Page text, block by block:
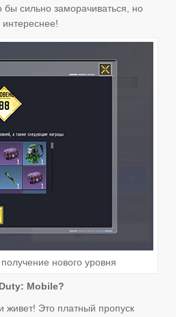
бы сильно заморачиваться, но
интереснее!
нового уровня
Mobile?
живет! Это платный пропуск